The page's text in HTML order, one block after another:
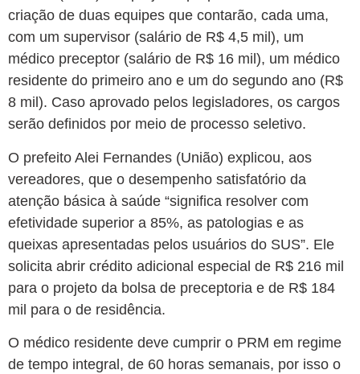
criação de duas equipes que contarão, cada uma,
com um supervisor (salário de R$ 4,5 mil), um
médico preceptor (salário de R$ 16 mil), um médico
residente do primeiro ano e um do segundo ano (R$
8 mil). Caso aprovado pelos legisladores, os cargos
serão definidos por meio de processo seletivo.
O prefeito Alei Fernandes (União) explicou, aos
vereadores, que o desempenho satisfatório da
atenção básica à saúde “significa resolver com
efetividade superior a 85%, as patologias e as
queixas apresentadas pelos usuários do SUS”. Ele
solicita abrir crédito adicional especial de R$ 216 mil
para o projeto da bolsa de preceptoria e de R$ 184
mil para o de residência.
O médico residente deve cumprir o PRM em regime
de tempo integral, de 60 horas semanais, por isso o